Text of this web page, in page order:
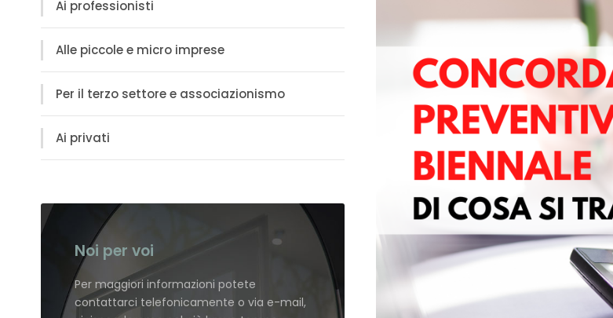
Ai professionisti
Alle piccole e micro imprese
Per il terzo settore e associazionismo
Ai privati
Noi per voi
Per maggiori informazioni potete
contattarci telefonicamente o via e-mail,